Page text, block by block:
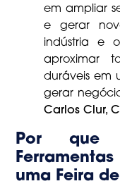
em ampliar
e gerar
indústria e
aproximar
duráveis em
gerar
Carlos Clur,
Por que
uma Feira